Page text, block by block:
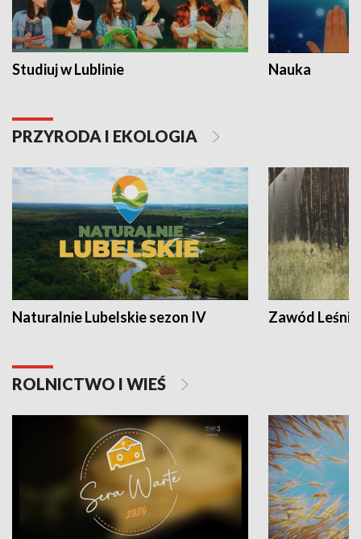
Studiuj w Lublinie Nauka
PRZYRODA I EKOLOGIA
Naturalnie Lubelskie sezon IV Zawód Leśnik
ROLNICTWO I WIEŚ